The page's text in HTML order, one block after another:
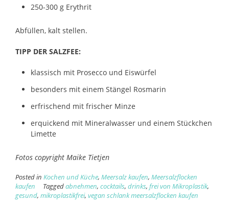
250-300 g Erythrit
Abfüllen, kalt stellen.
TIPP DER SALZFEE:
klassisch mit Prosecco und Eiswürfel
besonders mit einem Stängel Rosmarin
erfrischend mit frischer Minze
erquickend mit Mineralwasser und einem Stückchen
Limette
Fotos copyright Maike Tietjen
Posted in Kochen und Küche, Meersalz kaufen, Meersalzflocken
kaufen
Taggedabnehmen, cocktails, drinks, frei von Mikroplastik,
gesund, mikroplastikfrei, vegan schlank meersalzflocken kaufen